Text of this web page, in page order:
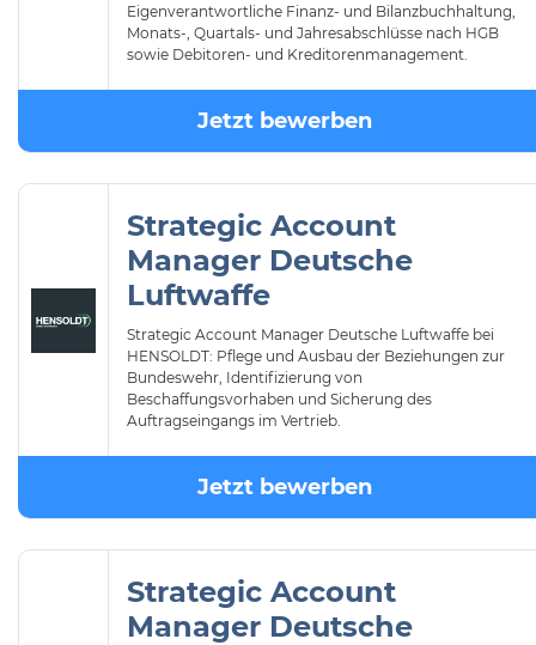
Eigenverantwortliche Finanz- und Bilanzbuchhaltung,
Monats-, Quartals- und Jahresabschlüsse nach HGB
sowie Debitoren- und Kreditorenmanagement.
Jetzt bewerben
Strategic Account
Manager Deutsche
Luftwaffe
Strategic Account Manager Deutsche Luftwaffe bei
HENSOLDT: Pflege und Ausbau der Beziehungen zur
Bundeswehr, Identifizierung von
Beschaffungsvorhaben und Sicherung des
Auftragseingangs im Vertrieb.
Jetzt bewerben
Strategic Account
Manager Deutsche